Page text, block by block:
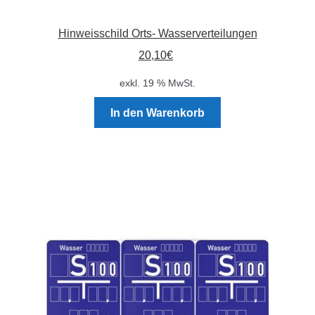
Hinweisschild Orts- Wasserverteilungen
20,10€
exkl. 19 % MwSt.
In den Warenkorb